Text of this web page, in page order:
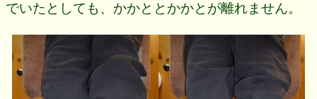
でいたとしても、かかととかかとが離れません。